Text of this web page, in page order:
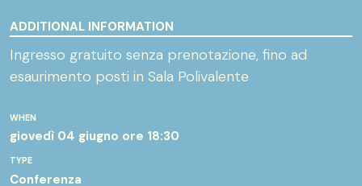
WHEN
giovedì 04 giugno ore 18:30
TYPE
Conferenza
ADDITIONAL INFORMATION
Ingresso gratuito senza prenotazione, fino ad
esaurimento posti in Sala Polivalente